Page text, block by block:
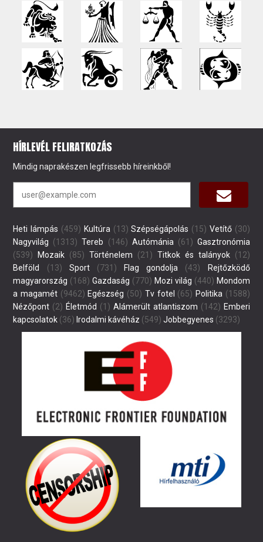
HÍRLEVÉL FELIRATKOZÁS
Mindig naprakészen legfrissebb híreinkből!
Heti lámpás (459) Kultúra (13) Szépségápolás (15) Vetítő(30)
Nagyvilág (1313) Tereb (146) Autómánia (61) Gasztronómia
(539)
Mozaik (85) Történelem (21) Titkok és talányok(12)
Belföld
(13) Sport(731) Flag gondolja (43)
Rejtőzködő
magyarország (168) Gazdaság (770) Mozi világ (440) Mondom
a magamét (9462) Egészség (50) Tv fotel (65) Politika (1588)
Nézőpont (2) Életmód (1) Alámerült atlantiszom (142) Emberi
kapcsolatok (36) Irodalmi kávéház (549) Jobbegyenes (3293)